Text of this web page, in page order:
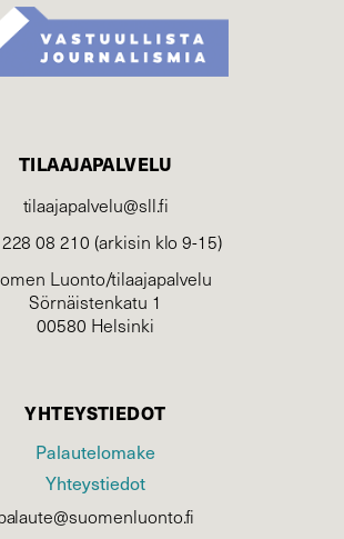
TILAAJAPALVELU
tilaajapalvelu@sll.fi
228 08 210 (arkisin klo 9-15)
Luonto/tilaajapalvelu
Sörnäistenkatu 1
00580 Helsinki
YHTEYSTIEDOT
Palautelomake
Yhteystiedot